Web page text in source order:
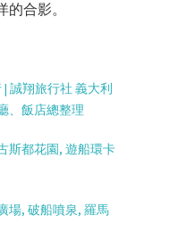
的合影。
| 誠翔旅行社 義大利
、飯店總整理
斯都花園, 遊船環卡
場, 破船噴泉, 羅馬